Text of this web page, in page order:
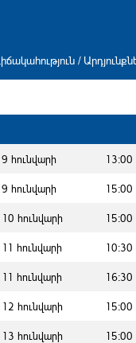
/
9 հունվարի 13:00
9 հունվարի 15:00
10 հունվարի 15:00
11 հունվարի 10:30
11 հունվարի 16:30
12 հունվարի 15:00
13 հունվարի 15:00